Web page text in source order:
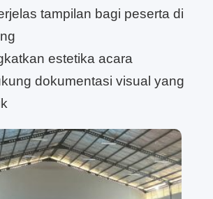
tampilan bagi peserta di
estetika acara
dokumentasi visual yang